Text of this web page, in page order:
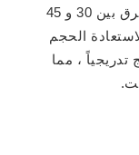
يُعد علاج سكالبترا في دبي إجراء سريع يستغرق بين 30 و 45
الحجم
تدريجياً ، مما